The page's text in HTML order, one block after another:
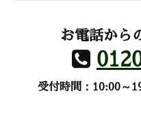
お電話から
受付時間：10:00～